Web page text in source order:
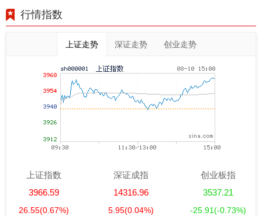
行情指数
上证走势 深证走势 创业走势
上证指数
3966.59
26.55(0.67%)
深证成指
14316.96
5.95(0.04%)
创业板指
3537.21
-25.91(-0.73%)